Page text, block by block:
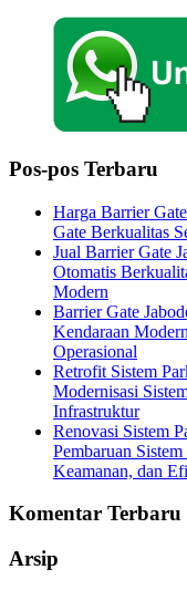
Pos-pos Terbaru
Harga Barrier
Gate Berkualitas
Jual Barrier Gate
Otomatis
Modern
Barrier Gate
Kendaraan
Operasional
Retrofit Sistem
Modernisasi
Infrastruktur
Renovasi Sistem
Pembaruan
Keamanan, dan
Komentar Terbaru
Arsip